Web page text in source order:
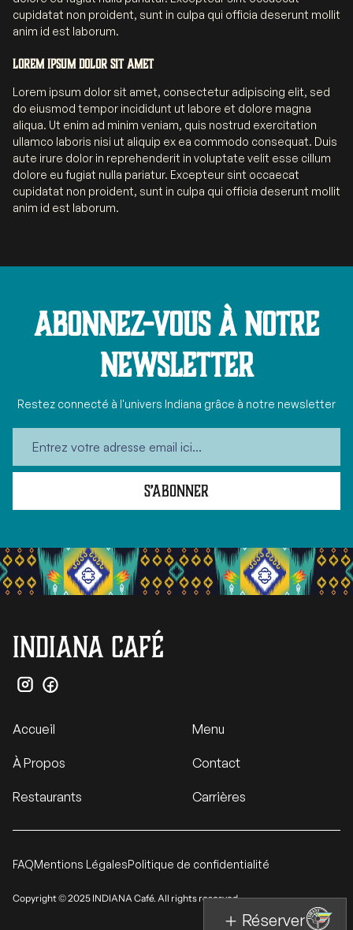
Réserver
cupidatat non proident, sunt in culpa qui officia deserunt mollit
anim id est laborum.
Lorem ipsum dolor sit amet
Lorem ipsum dolor sit amet, consectetur adipiscing elit, sed
do eiusmod tempor incididunt ut labore et dolore magna
aliqua. Ut enim ad minim veniam, quis nostrud exercitation
ullamco laboris nisi ut aliquip ex ea commodo consequat. Duis
aute irure dolor in reprehenderit in voluptate velit esse cillum
dolore eu fugiat nulla pariatur. Excepteur sint occaecat
cupidatat non proident, sunt in culpa qui officia deserunt mollit
anim id est laborum.
Abonnez-vous à notre
newsletter
Restez connecté à l'univers Indiana grâce à notre newsletter
S’abonner
INDIANA Café
Accueil
À Propos
Restaurants
Menu
Contact
Carrières
Copyright © 2025 INDIANA Café. All rights reserved.
FAQMentions LégalesPolitique de confidentialité